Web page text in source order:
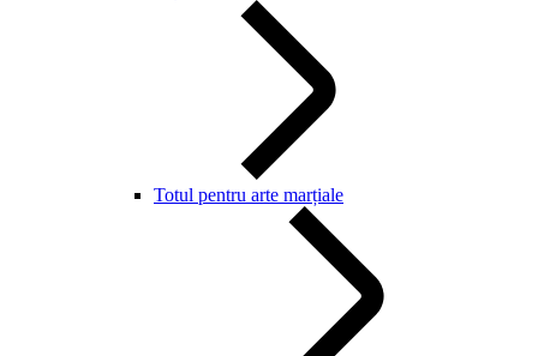
Totul pentru arte marțiale